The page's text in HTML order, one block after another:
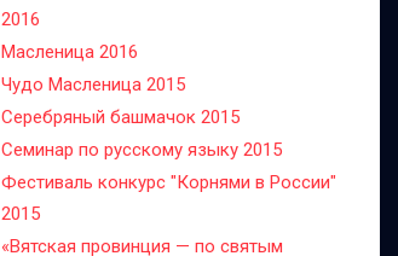
2016
Масленица 2016
Чудо Масленица 2015
Серебряный башмачок 2015
Семинар по русскому языку 2015
Фестиваль конкурс "Корнями в России"
2015
«Вятская провинция — по святым